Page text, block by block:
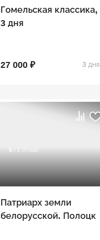
Гомельская классика,
3 дня
27 000 ₽ 3 дня
5 / 1 отзыв
Патриарх земли
белорусской. Полоцк